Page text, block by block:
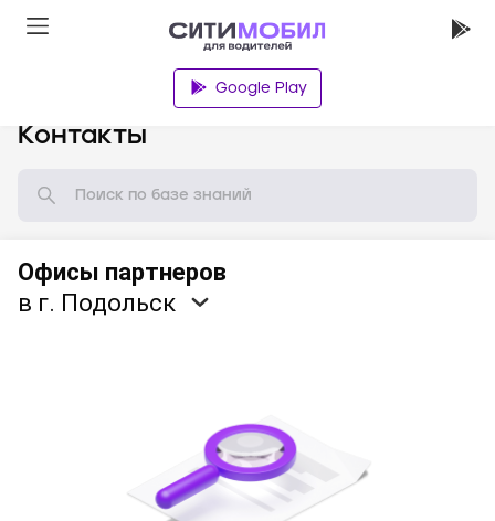
Google Play
Контакты
Офисы партнеров
в г. Подольск